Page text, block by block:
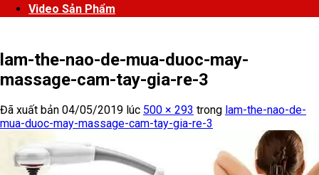
Video Sản Phẩm
lam-the-nao-de-mua-duoc-may-
massage-cam-tay-gia-re-3
Đã xuất bản 04/05/2019 lúc 500 × 293 trong lam-the-nao-de-
mua-duoc-may-massage-cam-tay-gia-re-3